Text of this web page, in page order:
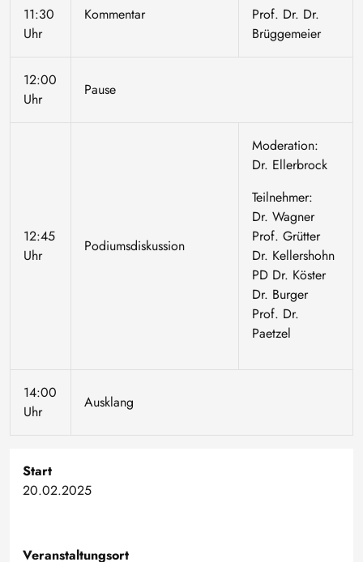
11:30
Uhr
Kommentar
Prof. Dr. Dr.
Brüggemeier
12:00
Uhr
Pause
12:45
Uhr
Podiumsdiskussion
Moderation:
Dr. Ellerbrock
Teilnehmer:
Dr. Wagner
Prof. Grütter
Dr. Kellershohn
PD Dr. Köster
Dr. Burger
Prof. Dr.
Paetzel
14:00
Uhr
Ausklang
Start
20.02.2025
Veranstaltungsort